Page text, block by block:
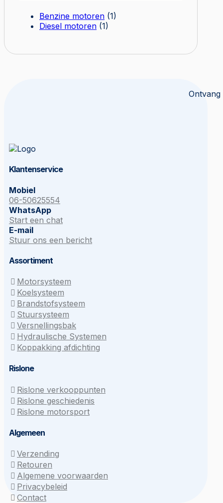
Benzine motoren (1)
Diesel motoren (1)
Klantenservice
Mobiel
06-50625554
WhatsApp
Start een chat
E-mail
Stuur ons een bericht
Assortiment
Motorsysteem
Koelsysteem
Brandstofsysteem
Stuursysteem
Versnellingsbak
Hydraulische Systemen
Koppakking afdichting
Rislone
Rislone verkooppunten
Rislone geschiedenis
Rislone motorsport
Algemeen
Verzending
Retouren
Algemene voorwaarden
Privacybeleid
Contact